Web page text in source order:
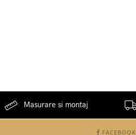
Masurare si montaj
FACEBOOK